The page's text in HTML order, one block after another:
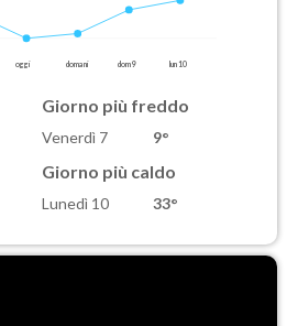
oggi domani dom 9 lun 10
Giorno più freddo
Venerdì 7 9°
Giorno più caldo
Lunedì 10 33°